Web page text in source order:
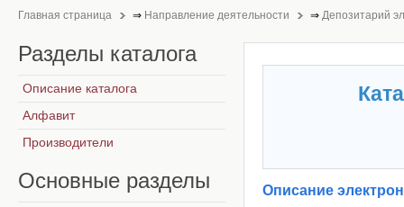
Главная страница ⇒ Направление деятельности ⇒ Депозитарий
Описание
Разделы каталога
Описание каталога
Алфавит
Производители
Основные разделы